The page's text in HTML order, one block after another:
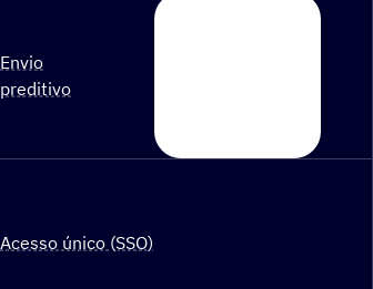
Envio
preditivo
Acesso único (SSO)